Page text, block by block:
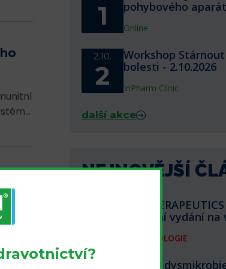
1
pohybového
Online
2.10.
2
Workshop
bolesti - 2.10.2026
InPharm Clinic
další akce
NEJNOVĚJŠÍ
aktuální vydání na
FARMAKOLOGIE
Střevní